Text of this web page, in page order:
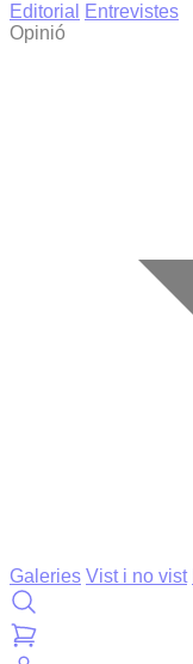
Editorial
Entrevistes
Opinió
Galeries Vist i no vist